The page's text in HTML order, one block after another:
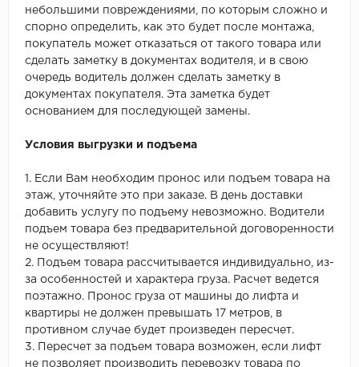
небольшими повреждениями, по которым сложно и
спорно определить, как это будет после монтажа,
покупатель может отказаться от такого товара или
сделать заметку в документах водителя, и в свою
очередь водитель должен сделать заметку в
документах покупателя. Эта заметка будет
основанием для последующей замены.
Условия выгрузки и подъема
1. Если Вам необходим пронос или подъем товара на
этаж, уточняйте это при заказе. В день доставки
добавить услугу по подъему невозможно. Водители
подъем товара без предварительной договоренности
не осуществляют!
2. Подъем товара рассчитывается индивидуально, из-
за особенностей и характера груза. Расчет ведется
поэтажно. Пронос груза от машины до лифта и
квартиры не должен превышать 17 метров, в
противном случае будет произведен пересчет.
3. Пересчет за подъем товара возможен, если лифт
не позволяет производить перевозку товара по